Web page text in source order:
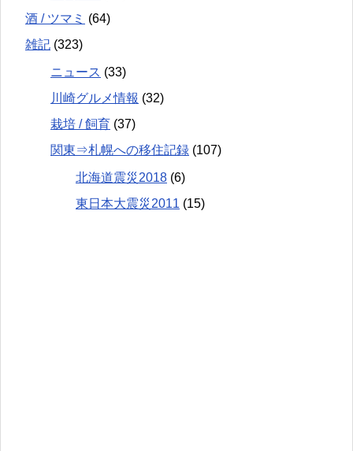
酒 / ツマミ (64)
雑記 (323)
ニュース (33)
川崎グルメ情報 (32)
栽培 / 飼育 (37)
関東⇒札幌への移住記録 (107)
北海道震災2018 (6)
東日本大震災2011 (15)